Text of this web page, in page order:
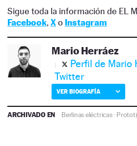
Sigue toda la información de EL
Facebook, Xo Instagram
Mario Herráez
Perfil de Mario
Twitter
VER BIOGRAFÍA
ARCHIVADO EN Berlinas eléctricas·